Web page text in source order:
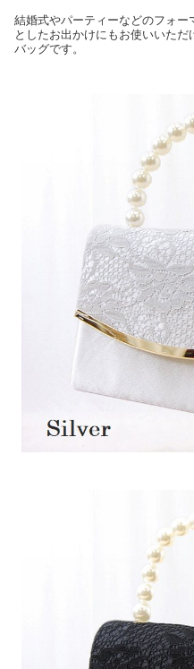
結婚式やパーティーなどのフォー
としたお出かけにもお使いいた
バッグです。